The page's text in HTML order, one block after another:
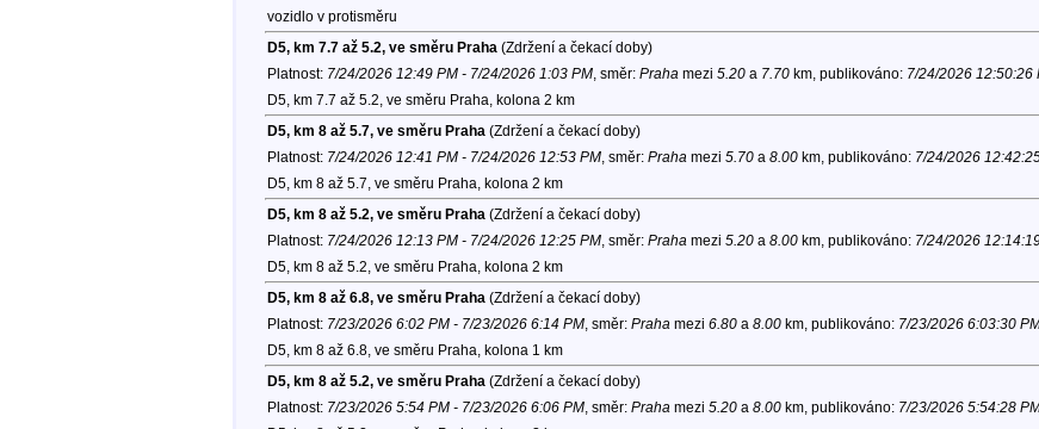
vozidlo v protisměru
D5, km 7.7 až 5.2, ve směru Praha (Zdržení a čekací doby)
Platnost: 7/24/2026 12:49 PM - 7/24/2026 1:03 PM, směr: Praha mezi 5.20a 7.70km, publikováno: 7/24/2026 12:50:26
D5, km 7.7 až 5.2, ve směru Praha, kolona 2 km
D5, km 8 až 5.7, ve směru Praha (Zdržení a čekací doby)
Platnost: 7/24/2026 12:41 PM - 7/24/2026 12:53 PM, směr: Praha mezi 5.70a 8.00km, publikováno: 7/24/2026
D5, km 8 až 5.7, ve směru Praha, kolona 2 km
D5, km 8 až 5.2, ve směru Praha (Zdržení a čekací doby)
Platnost: 7/24/2026 12:13 PM - 7/24/2026 12:25 PM, směr: Praha mezi 5.20a 8.00km, publikováno: 7/24/2026
D5, km 8 až 5.2, ve směru Praha, kolona 2 km
D5, km 8 až 6.8, ve směru Praha (Zdržení a čekací doby)
Platnost: 7/23/2026 6:02 PM - 7/23/2026 6:14 PM, směr: Praha mezi 6.80a 8.00km, publikováno: 7/23/2026 6:03:30
D5, km 8 až 6.8, ve směru Praha, kolona 1 km
D5, km 8 až 5.2, ve směru Praha (Zdržení a čekací doby)
Platnost: 7/23/2026 5:54 PM - 7/23/2026 6:06 PM, směr: Praha mezi 5.20a 8.00km, publikováno: 7/23/2026 5:54:28